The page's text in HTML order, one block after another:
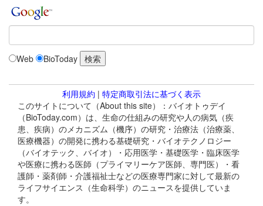
Web BioToday
利用規約 | 特定商取引法に基づく表示
このサイトについて（About this site）：バイオトゥデイ
（BioToday.com）は、生命の仕組みの研究や人の病気（疾
患、疾病）のメカニズム（機序）の研究・治療法（治療薬、
医療機器）の開発に携わる基礎研究・バイオテクノロジー
（バイオテック、バイオ）・応用医学・基礎医学・臨床医学
や医療に携わる医師（プライマリーケア医師、専門医）・看
護師・薬剤師・介護福祉士などの医療専門家に対して最新の
ライフサイエンス（生命科学）のニュースを提供していま
す。